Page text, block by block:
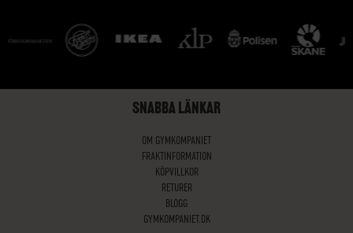
SNABBA LÄNKAR
OM GYMKOMPANIET
FRAKTINFORMATION
KÖPVILLKOR
RETURER
BLOGG
GYMKOMPANIET.DK